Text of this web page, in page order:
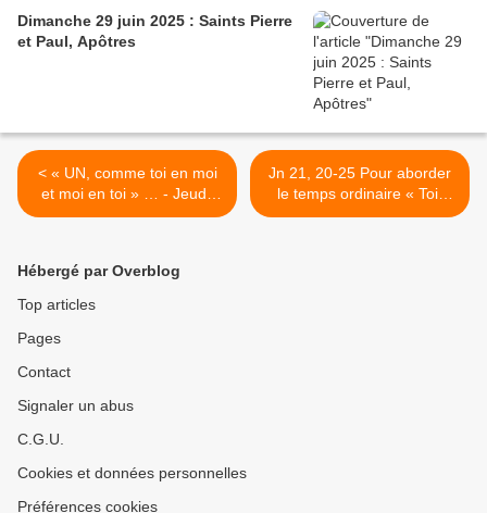
Dimanche 29 juin 2025 : Saints Pierre
et Paul, Apôtres
< « UN, comme toi en moi
et moi en toi » … - Jeudi,
7ème semaine du Temps
Jn 21, 20-25 Pour aborder
le temps ordinaire « Toi,
suis-moi ! » >
Hébergé par Overblog
Top articles
Pages
Contact
Signaler un abus
C.G.U.
Cookies et données personnelles
Préférences cookies